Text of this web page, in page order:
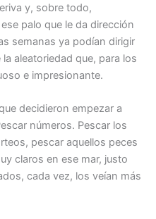
y, sobre todo,
palo que le da dirección
semanas ya podían dirigir
aleatoriedad que, para los
e impresionante.
decidieron empezar a
números. Pescar los
pescar aquellos peces
claros en ese mar, justo
cada vez, los veían más